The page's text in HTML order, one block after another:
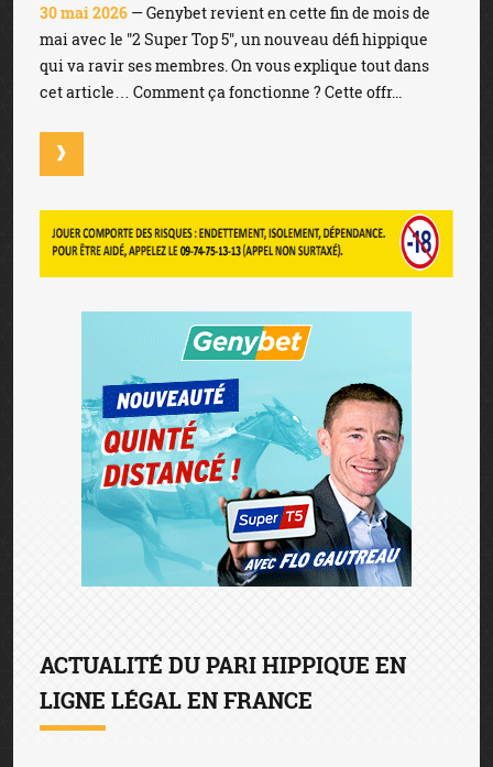
30 mai 2026 — Genybet revient en cette fin de mois de
mai avec le "2 Super Top 5", un nouveau défi hippique
qui va ravir ses membres. On vous explique tout dans
cet article… Comment ça fonctionne ? Cette offr...
ACTUALITÉ DU PARI HIPPIQUE EN
LIGNE LÉGAL EN FRANCE